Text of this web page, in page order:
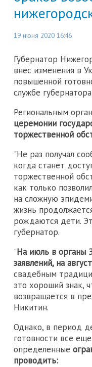
19 июня 2020 16:46
Губернатор
внес изменения в
повышенной
службе
Региональным
церемонии
торжественной
"Не раз получал
когда станет
торжественной
как только
на сложную
жизнь
рождаются дети.
губернатор.
"На июль в органы
заявлений, на
свадебным
это хороший знак,
возвращается в
Никитин.
Однако, в период
готовности все
определенные
проводить: